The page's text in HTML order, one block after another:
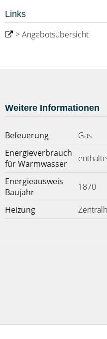
Links
> Angebotsübersicht
Weitere Informationen
Befeuerung
Gas
Energieverbrauch
für Warmwasser
Energieausweis
Baujahr
1870
Heizung